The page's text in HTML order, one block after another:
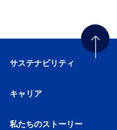
サステナビリティ
キャリア
私たちのストーリー